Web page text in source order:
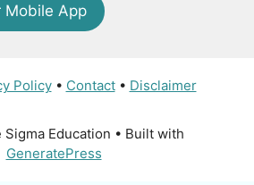
Mobile App
Policy• Contact• Disclaimer
Education • Built with
GeneratePress